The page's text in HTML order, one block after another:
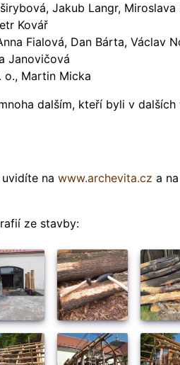
Jakub Langr,
Kovář
Fialová, Dan Bárta, Václav
Janovičová
o., Martin Micka
dalším, kteří byli v
na www.archevita.cz a na
ze stavby: